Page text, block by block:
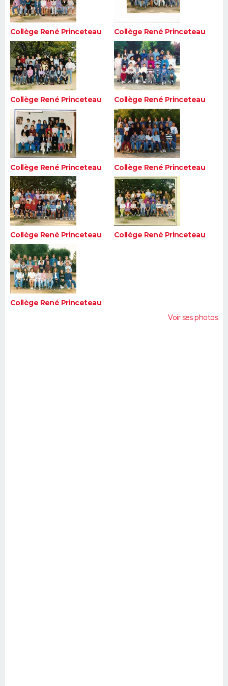
Collège René Princeteau Collège René Princeteau
Collège René Princeteau Collège René Princeteau
Collège René Princeteau Collège René Princeteau
Collège René Princeteau Collège René Princeteau
Collège René Princeteau
Voir ses photos